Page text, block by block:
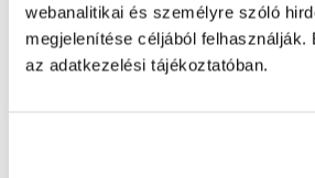
webanalitikai és személyre szóló
megjelenítése céljából felhasználják.
az adatkezelési tájékoztatóban.